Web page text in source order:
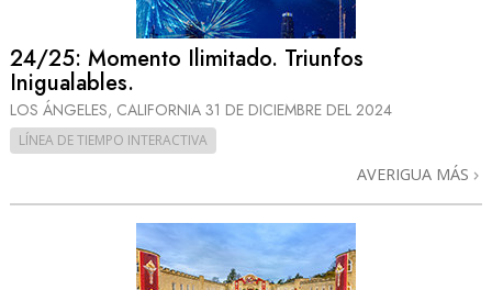
24/25: Momento Ilimitado. Triunfos
Inigualables.
LOS ÁNGELES, CALIFORNIA 31 DE DICIEMBRE DEL 2024
LÍNEA DE TIEMPO INTERACTIVA
AVERIGUA MÁS